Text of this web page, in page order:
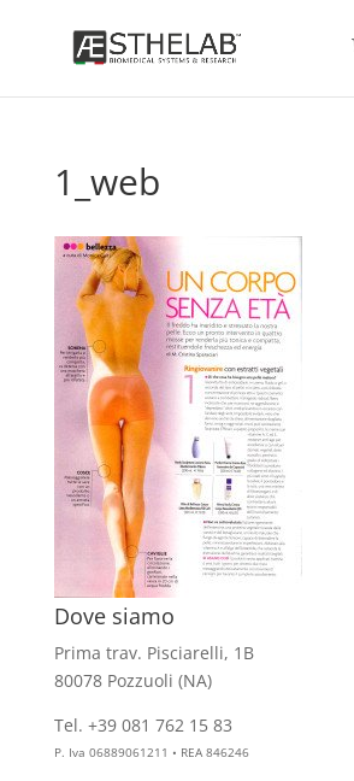
1_web
Dove siamo
Prima trav. Pisciarelli, 1B
80078 Pozzuoli (NA)
Tel. +39 081 762 15 83
P. Iva 06889061211 • REA 846246